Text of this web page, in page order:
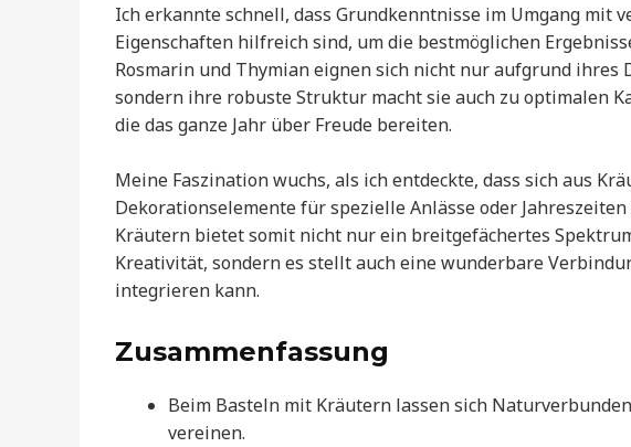
Ich erkannte schnell, dass Grundkenntnisse im Umgang mit
Eigenschaften hilfreich sind, um die bestmöglichen
Rosmarin und Thymian eignen sich nicht nur aufgrund
sondern ihre robuste Struktur macht sie auch zu optimalen
die das ganze Jahr über Freude bereiten.
Meine Faszination wuchs, als ich entdeckte, dass sich aus
Dekorationselemente für spezielle Anlässe oder
Kräutern bietet somit nicht nur ein breitgefächertes
Kreativität, sondern es stellt auch eine wunderbare
integrieren kann.
Zusammenfassung
Beim Basteln mit Kräutern lassen sich
vereinen.